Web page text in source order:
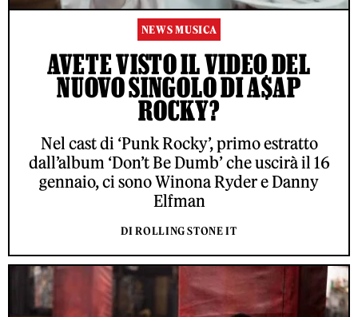
NEWS MUSICA
AVETE VISTO IL VIDEO DEL
NUOVO SINGOLO DI A$AP
ROCKY?
Nel cast di ‘Punk Rocky’, primo estratto
dall’album ‘Don’t Be Dumb’ che uscirà il 16
gennaio, ci sono Winona Ryder e Danny
Elfman
DI ROLLING STONE IT